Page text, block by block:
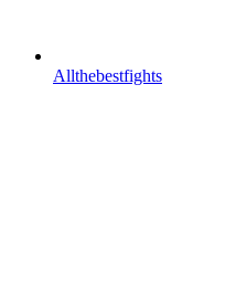
Allthebestfights